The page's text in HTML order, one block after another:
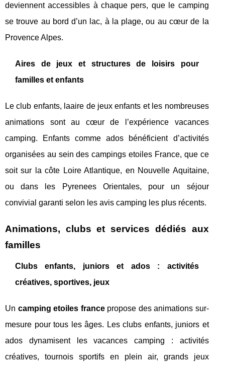
deviennent accessibles à chaque pers, que le camping
se trouve au bord d’un lac, à la plage, ou au cœur de la
Provence Alpes.
Aires de jeux et structures de loisirs pour
familles et enfants
Le club enfants, laaire de jeux enfants et les nombreuses
animations sont au cœur de l’expérience vacances
camping. Enfants comme ados bénéficient d’activités
organisées au sein des campings etoiles France, que ce
soit sur la côte Loire Atlantique, en Nouvelle Aquitaine,
ou dans les Pyrenees Orientales, pour un séjour
convivial garanti selon les avis camping les plus récents.
Animations, clubs et services dédiés aux
familles
Clubs enfants, juniors et ados : activités
créatives, sportives, jeux
Un camping etoiles francepropose des animations sur-
mesure pour tous les âges. Les clubs enfants, juniors et
ados dynamisent les vacances camping : activités
créatives, tournois sportifs en plein air, grands jeux